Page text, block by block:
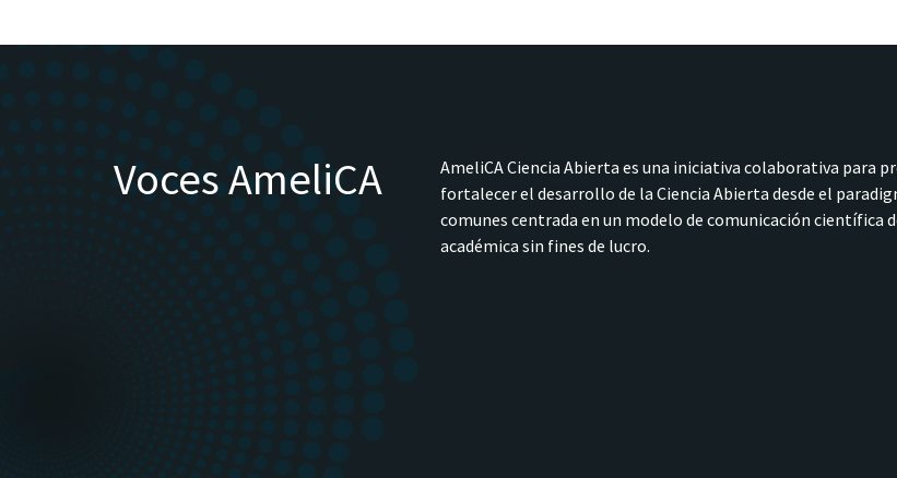
Voces AmeliCA
AmeliCA Ciencia Abierta es una iniciativa colaborativa para
fortalecer el desarrollo de la Ciencia Abierta desde el
comunes centrada en un modelo de comunicación científica
académica sin fines de lucro.